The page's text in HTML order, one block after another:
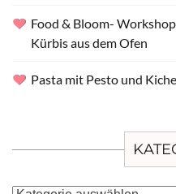
Food & Bloom-
Kürbis aus dem Ofen
Pasta mit Pesto und